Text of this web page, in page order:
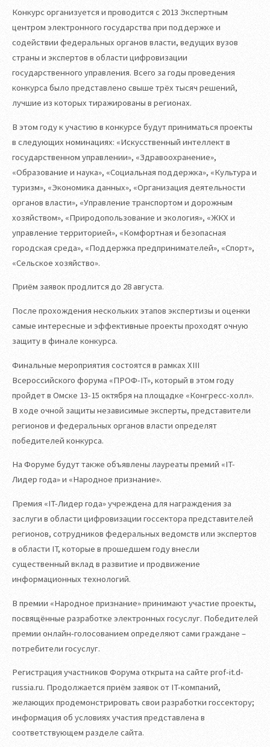
Конкурс организуется и проводится с 2013 Экспертным
центром электронного государства при поддержке и
содействии федеральных органов власти, ведущих вузов
страны и экспертов в области цифровизации
государственного управления. Всего за годы проведения
конкурса было представлено свыше трёх тысяч решений,
лучшие из которых тиражированы в регионах.
В этом году к участию в конкурсе будут приниматься проекты
в следующих номинациях: «Искусственный интеллект в
государственном управлении», «Здравоохранение»,
«Образование и наука», «Социальная поддержка», «Культура и
туризм», «Экономика данных», «Организация деятельности
органов власти», «Управление транспортом и дорожным
хозяйством», «Природопользование и экология», «ЖКХ и
управление территорией», «Комфортная и безопасная
городская среда», «Поддержка предпринимателей», «Спорт»,
«Сельское хозяйство».
Приём заявок продлится до 28 августа.
После прохождения нескольких этапов экспертизы и оценки
самые интересные и эффективные проекты проходят очную
защиту в финале конкурса.
Финальные мероприятия состоятся в рамках XIII
Всероссийского форума «ПРОФ-IT», который в этом году
пройдет в Омске 13-15 октября на площадке «Конгресс-холл».
В ходе очной защиты независимые эксперты, представители
регионов и федеральных органов власти определят
победителей конкурса.
На Форуме будут также объявлены лауреаты премий «IT-
Лидер года» и «Народное признание».
Премия «IT-Лидер года» учреждена для награждения за
заслуги в области цифровизации госсектора представителей
регионов, сотрудников федеральных ведомств или экспертов
в области IT, которые в прошедшем году внесли
существенный вклад в развитие и продвижение
информационных технологий.
В премии «Народное признание» принимают участие проекты,
посвящённые разработке электронных госуслуг. Победителей
премии онлайн-голосованием определяют сами граждане –
потребители госуслуг.
Регистрация участников Форума открыта на сайте prof-it.d-
russia.ru. Продолжается приём заявок от IT-компаний,
желающих продемонстрировать свои разработки госсектору;
информация об условиях участия представлена в
соответствующем разделе сайта.